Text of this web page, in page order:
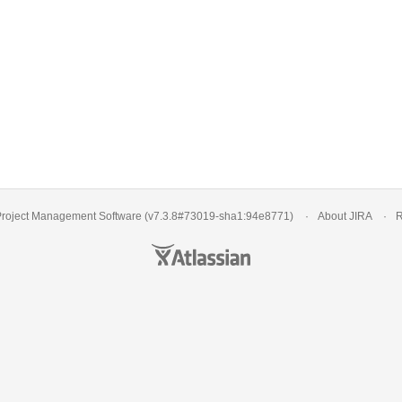
Management Software (v7.3.8#73019-sha1:94e8771) About JIRA